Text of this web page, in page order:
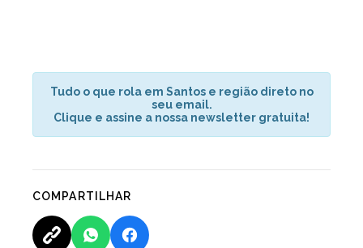
Tudo o que rola em Santos e região direto no
seu email.
Clique e assine a nossa newsletter gratuita!
COMPARTILHAR